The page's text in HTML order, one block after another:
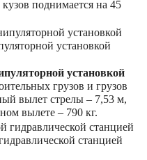
поднимается на 45
установкой
установкой
грузов и грузов
вылет стрелы – 7,53 м,
вылете – 790 кг.
станцией